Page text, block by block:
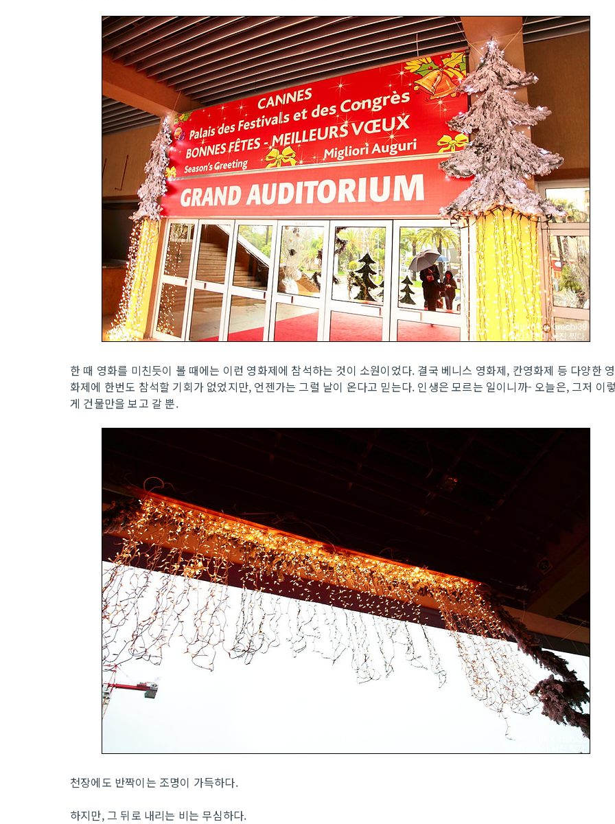
한 때 영화를 미친듯이 볼 때에는 이런 영화제에 참석하는 것이 소원이었다. 결국 베니스 영화제, 칸영화제 등 다양한 영
화제에 한번도 참석할 기회가 없었지만, 언젠가는 그럴 날이 온다고 믿는다. 인생은 모르는 일이니까- 오늘은, 그저 이
게 건물만을 보고 갈 뿐.
천장에도 반짝이는 조명이 가득하다.
하지만, 그 뒤로 내리는 비는 무심하다.